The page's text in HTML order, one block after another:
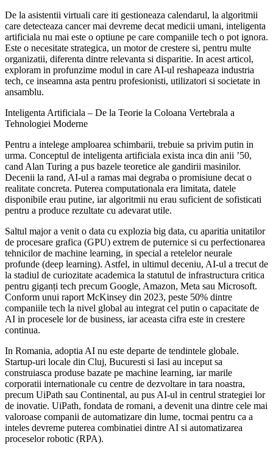
De la asistentii virtuali care iti gestioneaza calendarul, la algoritmii
care detecteaza cancer mai devreme decat medicii umani, inteligenta
artificiala nu mai este o optiune pe care companiile tech o pot ignora.
Este o necesitate strategica, un motor de crestere si, pentru multe
organizatii, diferenta dintre relevanta si disparitie. In acest articol,
exploram in profunzime modul in care AI-ul reshapeaza industria
tech, ce inseamna asta pentru profesionisti, utilizatori si societate in
ansamblu.
Inteligenta Artificiala – De la Teorie la Coloana Vertebrala a
Tehnologiei Moderne
Pentru a intelege amploarea schimbarii, trebuie sa privim putin in
urma. Conceptul de inteligenta artificiala exista inca din anii ’50,
cand Alan Turing a pus bazele teoretice ale gandirii masinilor.
Decenii la rand, AI-ul a ramas mai degraba o promisiune decat o
realitate concreta. Puterea computationala era limitata, datele
disponibile erau putine, iar algoritmii nu erau suficient de sofisticati
pentru a produce rezultate cu adevarat utile.
Saltul major a venit o data cu explozia big data, cu aparitia unitatilor
de procesare grafica (GPU) extrem de puternice si cu perfectionarea
tehnicilor de machine learning, in special a retelelor neurale
profunde (deep learning). Astfel, in ultimul deceniu, AI-ul a trecut de
la stadiul de curiozitate academica la statutul de infrastructura critica
pentru giganți tech precum Google, Amazon, Meta sau Microsoft.
Conform unui raport McKinsey din 2023, peste 50% dintre
companiile tech la nivel global au integrat cel putin o capacitate de
AI in procesele lor de business, iar aceasta cifra este in crestere
continua.
In Romania, adoptia AI nu este departe de tendintele globale.
Startup-uri locale din Cluj, Bucuresti si Iasi au inceput sa
construiasca produse bazate pe machine learning, iar marile
corporatii internationale cu centre de dezvoltare in tara noastra,
precum UiPath sau Continental, au pus AI-ul in centrul strategiei lor
de inovatie. UiPath, fondata de romani, a devenit una dintre cele mai
valoroase companii de automatizare din lume, tocmai pentru ca a
inteles devreme puterea combinatiei dintre AI si automatizarea
proceselor robotic (RPA).